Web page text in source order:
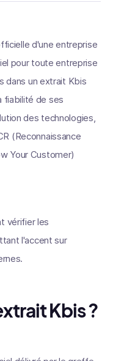
d'une entreprise
pour toute entreprise
dans un extrait Kbis
fiabilité de ses
des technologies,
(Reconnaissance
Your Customer)
vérifier les
l'accent sur
Kbis ?